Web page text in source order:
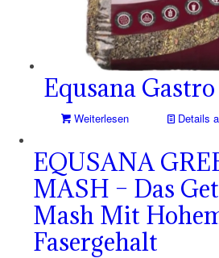
Equsana
Weiterlesen Details
EQUSANA
MASH – Das
Mash Mit
Fasergehalt